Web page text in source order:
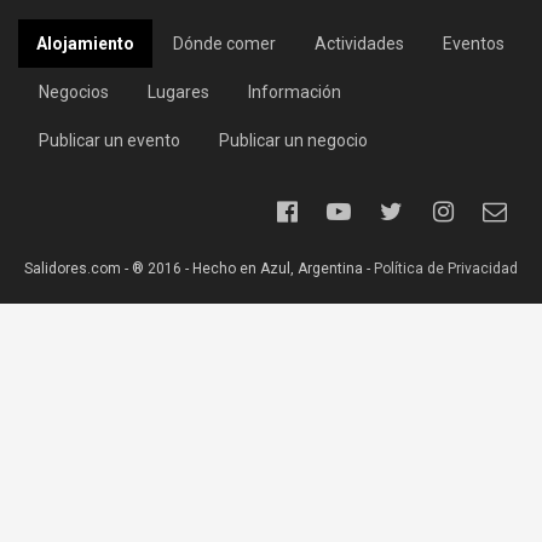
Alojamiento Dónde comer Actividades Eventos
Negocios Lugares Información
Publicar un evento Publicar un negocio
Salidores.com - ® 2016 - Hecho en Azul, Argentina - Política de Privacidad